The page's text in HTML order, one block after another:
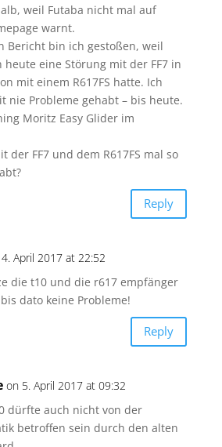
weil Futaba nicht mal auf
warnt.
Bericht bin ich gestoßen, weil
heute eine Störung mit der FF7 in
mit einem R617FS hatte. Ich
nie Probleme gehabt – bis heute.
Moritz Easy Glider im
der FF7 und dem R617FS mal so
Reply
April 2017 at 22:52
die t10 und die r617 empfänger
dato keine Probleme!
Reply
on 5. April 2017 at 09:32
dürfte auch nicht von der
betroffen sein durch den alten